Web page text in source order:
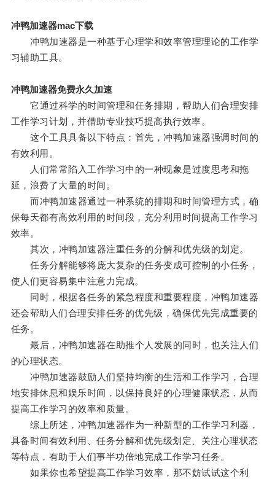
冲鸭加速器mac下载
冲鸭加速器是一种基于心理学和效率管理理论的工作学
习辅助工具。
冲鸭加速器免费永久加速
它通过科学的时间管理和任务排期，帮助人们合理安排
工作学习计划，并借助专业技巧提高执行效率。
这个工具具备以下特点：首先，冲鸭加速器强调时间的
有效利用。
人们常常陷入工作学习中的一种现象是过度思考和拖
延，浪费了大量的时间。
而冲鸭加速器通过一种系统的排期和时间管理方式，确
保每天都有高效利用的时间段，充分利用时间提高工作学习
效率。
其次，冲鸭加速器注重任务的分解和优先级的划定。
任务分解能够将庞大复杂的任务变成可控制的小任务，
使人们更容易集中注意力完成。
同时，根据各任务的紧急程度和重要程度，冲鸭加速器
还会帮助人们合理安排任务的优先级，确保优先完成重要的
任务。
最后，冲鸭加速器在助推个人发展的同时，也关注人们
的心理状态。
冲鸭加速器鼓励人们坚持均衡的生活和工作学习，合理
地安排休息和娱乐时间，以保持良好的心理健康状态，从而
提高工作学习的效率和质量。
综上所述，冲鸭加速器作为一种新型的工作学习利器，
具备时间有效利用、任务分解和优先级划定、关注心理状态
等特点，有助于人们事半功倍地完成工作学习任务。
如果你也希望提高工作学习效率，那不妨试试这个利